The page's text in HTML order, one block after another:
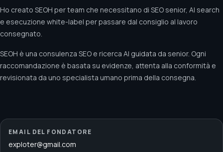
Ho creato SEOH per team che necessitano di SEO senior, AI search
e esecuzione white-label per passare dal consiglio al lavoro
consegnato.
SEOH è una consulenza SEO e ricerca AI guidata da senior. Ogni
raccomandazione è basata su evidenze, attenta alla conformità e
revisionata da uno specialista umano prima della consegna.
EMAIL DEL FONDATORE
exploter@gmail.com